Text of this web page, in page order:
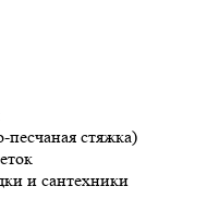
стяжка)
и сантехники